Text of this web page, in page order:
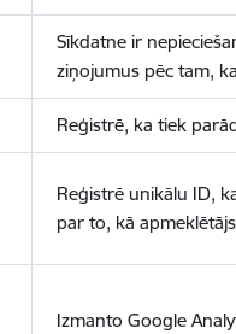
Sīkdatne ir
ziņojumus pēc tam,
Reģistrē, ka tiek
Reģistrē unikālu ID,
par to, kā
Izmanto Google